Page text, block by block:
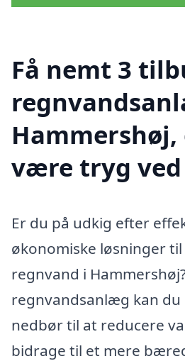
Få nemt 3
Hammershøj,
være tryg ved
Er du på udkig efter
økonomiske løsninger
regnvand i
regnvandsanlæg kan
nedbør til at reducere
bidrage til et mere